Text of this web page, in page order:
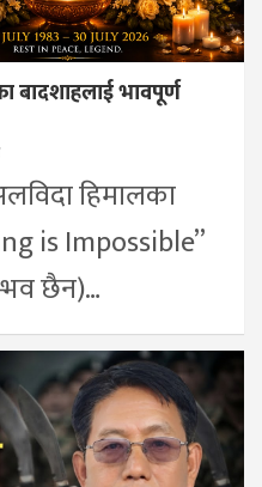
बादशाहलाई भावपूर्ण
हिमालका
is Impossible”
छैन)…